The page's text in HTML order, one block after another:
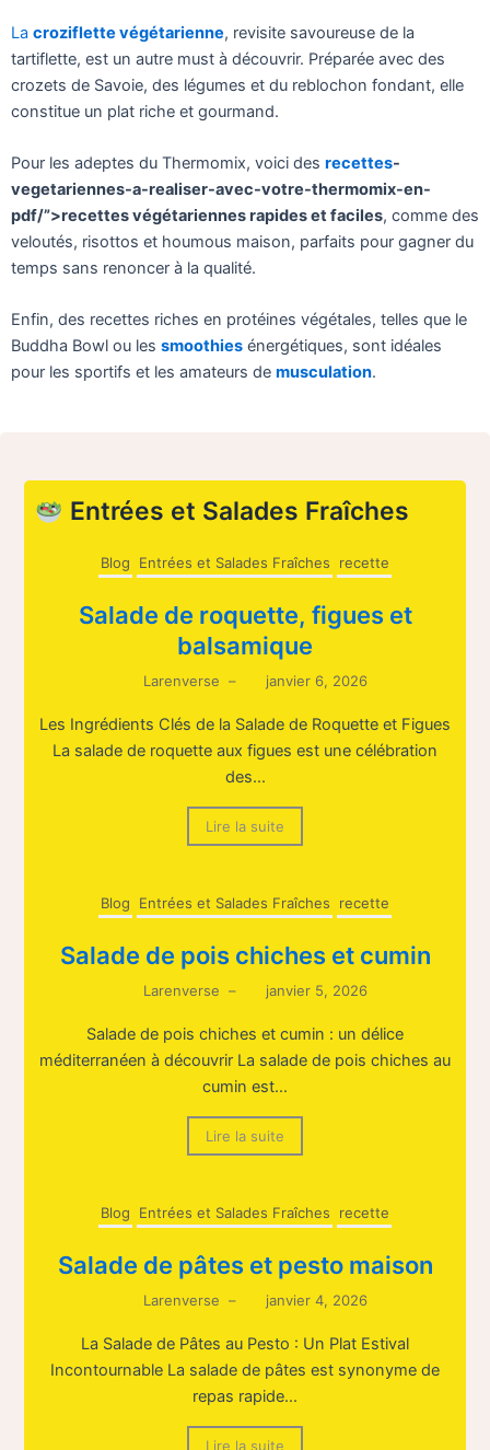
La croziflette végétarienne, revisite savoureuse de la
tartiflette, est un autre must à découvrir. Préparée avec des
crozets de Savoie, des légumes et du reblochon fondant, elle
constitue un plat riche et gourmand.
Pour les adeptes du Thermomix, voici des recettes-
vegetariennes-a-realiser-avec-votre-thermomix-en-
pdf/”>recettes végétariennes rapides et faciles, comme des
veloutés, risottos et houmous maison, parfaits pour gagner du
temps sans renoncer à la qualité.
Enfin, des recettes riches en protéines végétales, telles que le
Buddha Bowl ou les smoothiesénergétiques, sont idéales
pour les sportifs et les amateurs de musculation.
Entrées et Salades Fraîches
Blog Entrées et Salades Fraîches recette
Salade de roquette, figues et
balsamique
Larenverse – janvier 6, 2026
Les Ingrédients Clés de la Salade de Roquette et Figues
La salade de roquette aux figues est une célébration
des...
Lire la suite
Blog Entrées et Salades Fraîches recette
Salade de pois chiches et cumin
Larenverse – janvier 5, 2026
Salade de pois chiches et cumin : un délice
méditerranéen à découvrir La salade de pois chiches au
cumin est...
Lire la suite
Blog Entrées et Salades Fraîches recette
Salade de pâtes et pesto maison
Larenverse – janvier 4, 2026
La Salade de Pâtes au Pesto : Un Plat Estival
Incontournable La salade de pâtes est synonyme de
repas rapide...
Lire la suite